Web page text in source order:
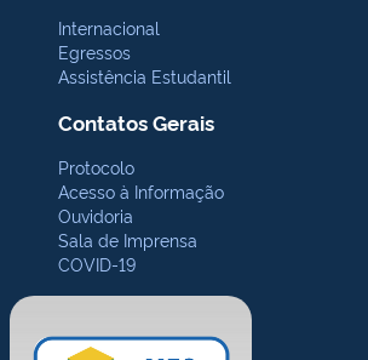
Internacional
Egressos
Assistência Estudantil
Contatos Gerais
Protocolo
Acesso à Informação
Ouvidoria
Sala de Imprensa
COVID-19